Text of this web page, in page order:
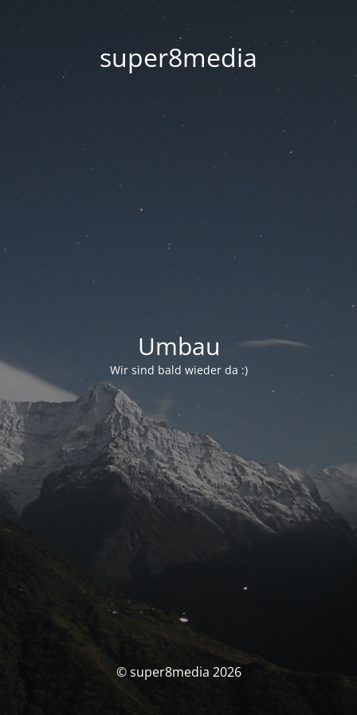
super8media
Umbau
Wir sind bald wieder da :)
© super8media 2026